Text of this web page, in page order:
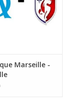
Marseille -